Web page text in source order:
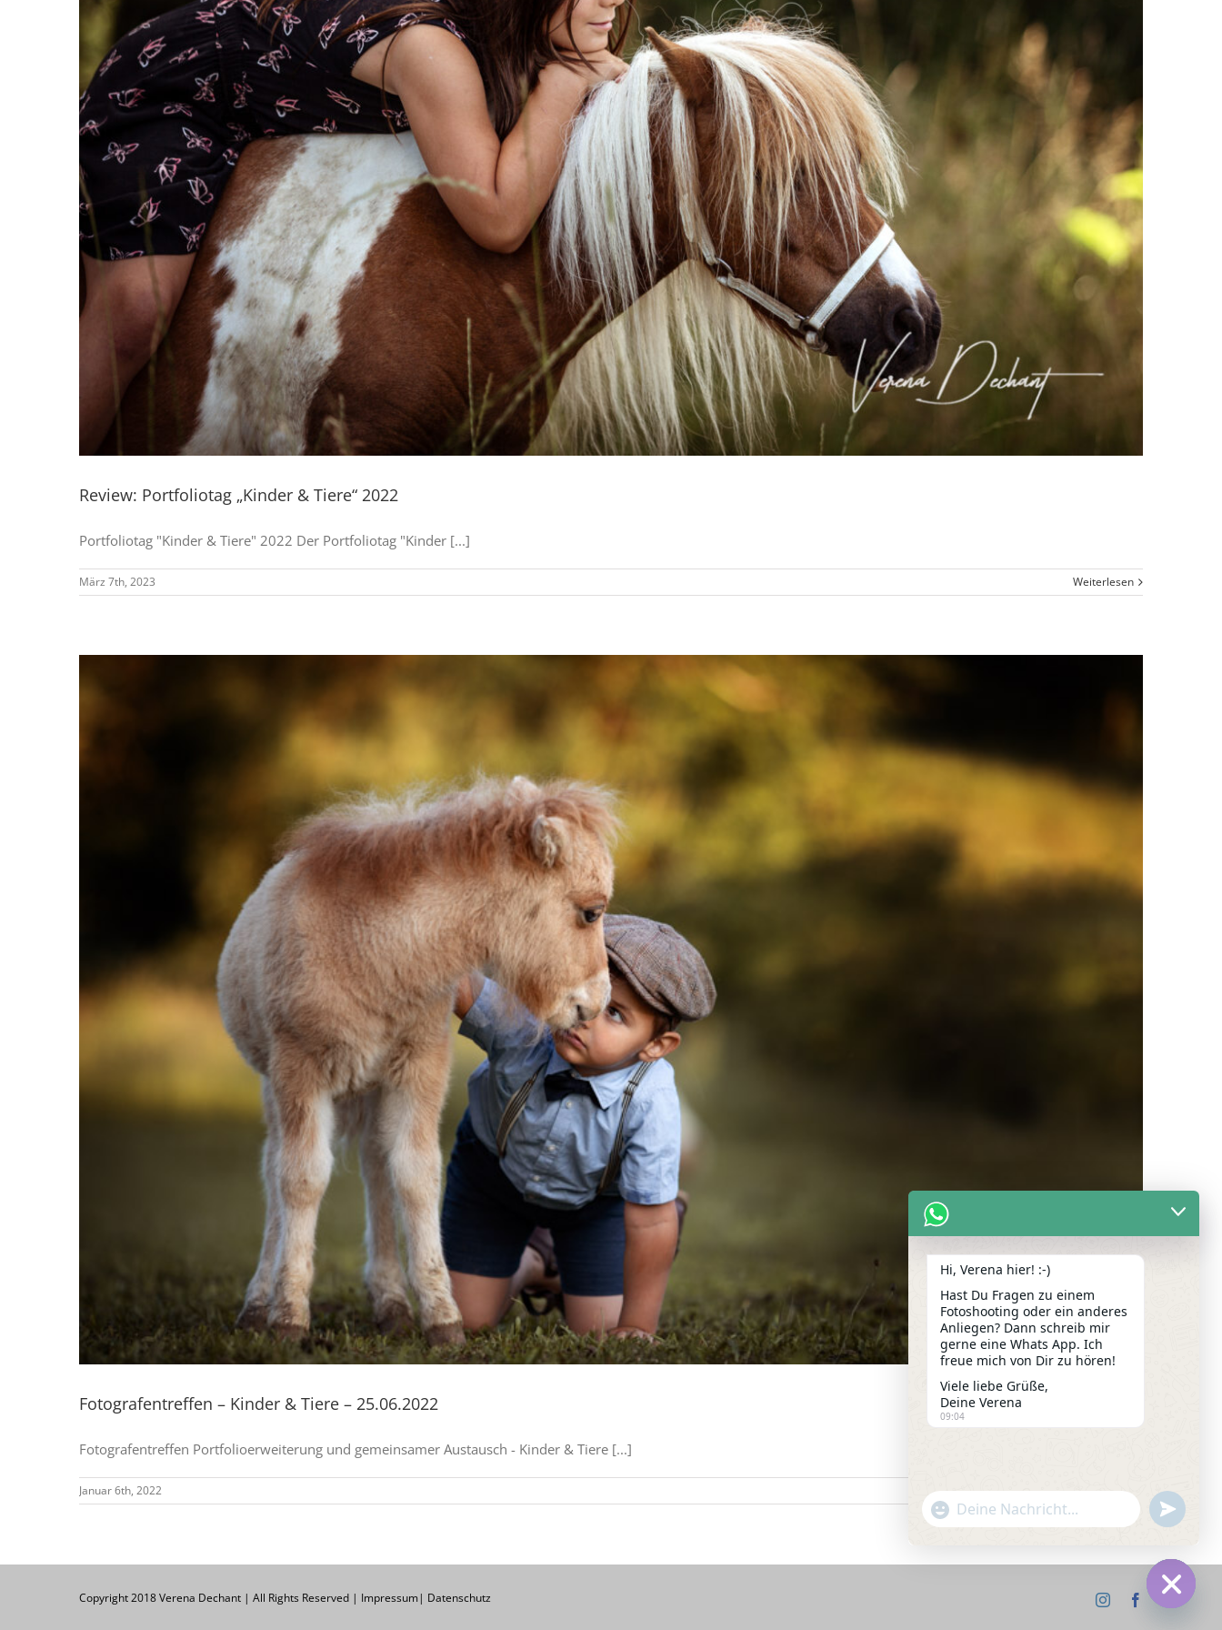
Review: Portfoliotag „Kinder & Tiere“ 2022
Portfoliotag "Kinder & Tiere" 2022 Der Portfoliotag "Kinder [...]
März 7th, 2023 Weiterlesen
Fotografentreffen – Kinder & Tiere – 25.06.2022
Fotografentreffen Portfolioerweiterung und gemeinsamer Austausch - Kinder & Tiere [...]
Januar 6th, 2022 Weiterlesen
Copyright 2018 Verena Dechant | All Rights Reserved | Impressum| Datenschutz InstagramFacebook
Hi, Verena hier! :-)
Hast Du Fragen zu einem
Fotoshooting oder ein anderes
Anliegen? Dann schreib mir
gerne eine Whats App. Ich
freue mich von Dir zu hören!
Viele liebe Grüße,
Deine Verena
09:04
"+chaty_settings.lang.emoji_picker+"
WhatsApp
undefined